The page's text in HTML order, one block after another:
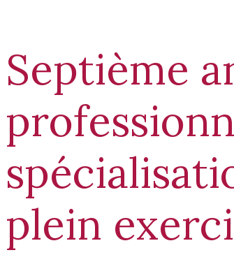
Septième
plein